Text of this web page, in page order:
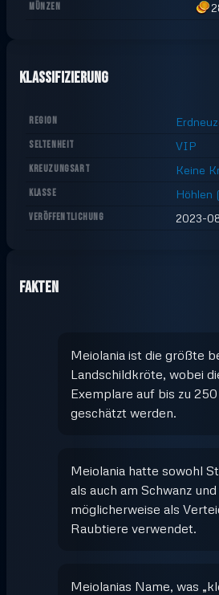
MÜNZEN
Klassifizierung
REGION
SELTENHEIT VIP
KREUZUNGSART Keine
KLASSE Höhlen
VERÖFFENTLICHUNG 2023-
Fakten
Meiolania ist die größte
Landschildkröte, wobei
Exemplare auf bis zu
geschätzt werden.
Meiolania hatte sowohl
als auch am Schwanz
möglicherweise als
Raubtiere verwendet.
Meiolanias Name, was